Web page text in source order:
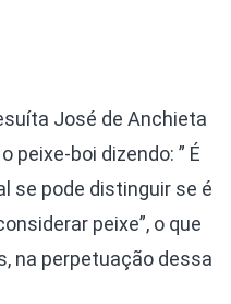
José de Anchieta
peixe-boi dizendo: ” É
se pode distinguir se é
peixe”, o que
na perpetuação dessa